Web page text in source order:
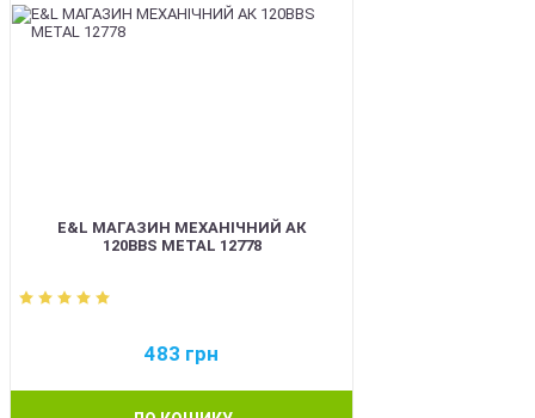
E&L МАГАЗИН МЕХАНІЧНИЙ АК
120BBS METAL 12778
483 грн